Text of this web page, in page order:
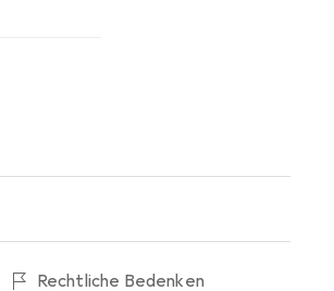
Rechtliche Bedenken